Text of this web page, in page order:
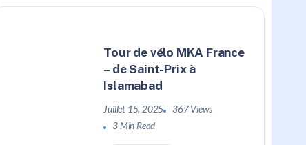
Tour de vélo MKA France
– de Saint-Prix à
Islamabad
Juillet 15, 2025
367 Views
3 Min Read